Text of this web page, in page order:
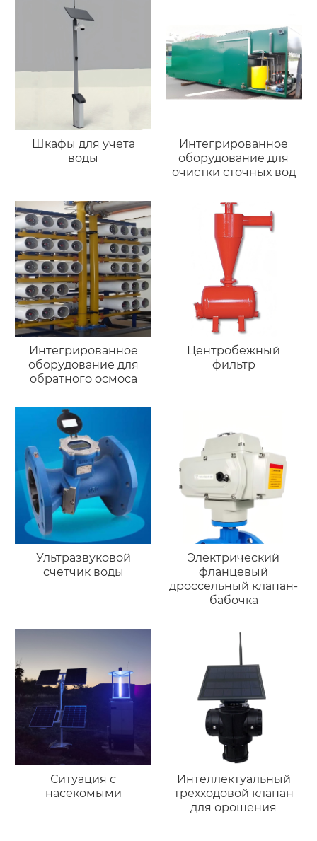
Шкафы для учета
воды
Интегрированное
оборудование для
очистки сточных вод
Интегрированное
оборудование для
обратного осмоса
Центробежный
фильтр
Ультразвуковой
счетчик воды
Электрический
фланцевый
дроссельный клапан-
бабочка
Ситуация с
насекомыми
Интеллектуальный
трехходовой клапан
для орошения